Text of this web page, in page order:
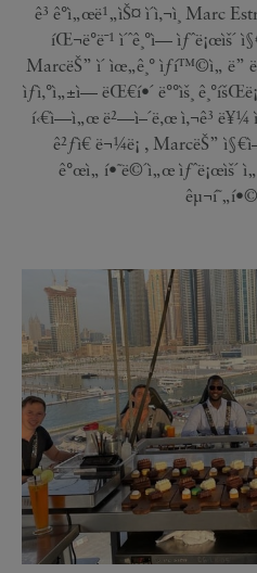
ê³ ê°ì„œë¹„ìŠ¤ ì´ì‚¬ì¸ Marc
íŒ¬ë°ë¯¹ ì´ˆê¸°ì—
MarcëŠ” ì´ ìœ„ê¸° ìƒí™©ì„
ìƒì‚°ì„±ì— ëŒ€í•´ ë°°ìš¸
í‹€ì—ì„œ ë²—ì–´ë‚œ ì‚¬ê³ ë¥¼
ê²ƒì€ ë¬¼ë¡ , MarcëŠ”
ê°œì„ í•˜ë©´ì„œ ìƒˆë¡œìš´